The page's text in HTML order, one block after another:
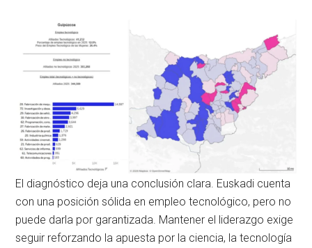
El diagnóstico deja una conclusión clara. Euskadi cuenta
con una posición sólida en empleo tecnológico, pero no
puede darla por garantizada. Mantener el liderazgo exige
seguir reforzando la apuesta por la ciencia, la tecnología